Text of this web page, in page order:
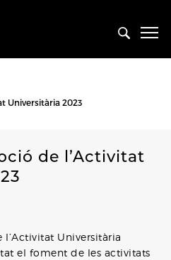
Universitària 2023
de l’Activitat
Universitària
el foment de les activitats